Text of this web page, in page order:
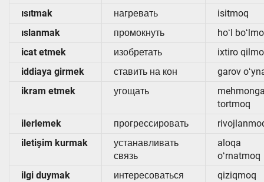
ısıtmak
нагревать
isitmoq
ıslanmak
промокнуть
hoʻl
icat etmek
изобретать
ixtiro
iddiaya girmek
ставить на кон
garov
ikram etmek
угощать
tortmoq
ilerlemek
прогрессировать
iletişim kurmak
устанавливать
связь
aloqa
oʻrnatmoq
ilgi duymak
интересоваться
qiziqmoq